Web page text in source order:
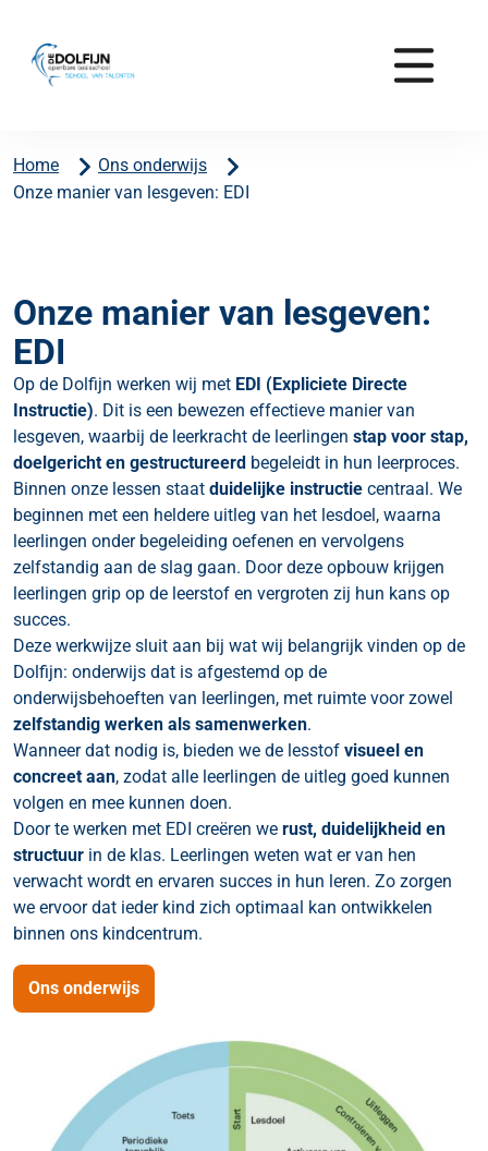
Home
Ons onderwijs
Onze manier van lesgeven: EDI
Onze manier van lesgeven:
EDI
Op de Dolfijn werken wij met EDI (Expliciete Directe
Instructie). Dit is een bewezen effectieve manier van
lesgeven, waarbij de leerkracht de leerlingen stap voor stap,
doelgericht en gestructureerd begeleidt in hun leerproces.
Binnen onze lessen staat duidelijke instructie centraal. We
beginnen met een heldere uitleg van het lesdoel, waarna
leerlingen onder begeleiding oefenen en vervolgens
zelfstandig aan de slag gaan. Door deze opbouw krijgen
leerlingen grip op de leerstof en vergroten zij hun kans op
succes.
Deze werkwijze sluit aan bij wat wij belangrijk vinden op de
Dolfijn: onderwijs dat is afgestemd op de
onderwijsbehoeften van leerlingen, met ruimte voor zowel
zelfstandig werken als samenwerken.
Wanneer dat nodig is, bieden we de lesstof visueel en
concreet aan, zodat alle leerlingen de uitleg goed kunnen
volgen en mee kunnen doen.
Door te werken met EDI creëren we rust, duidelijkheid en
structuur in de klas. Leerlingen weten wat er van hen
verwacht wordt en ervaren succes in hun leren. Zo zorgen
we ervoor dat ieder kind zich optimaal kan ontwikkelen
binnen ons kindcentrum.
Ons onderwijs